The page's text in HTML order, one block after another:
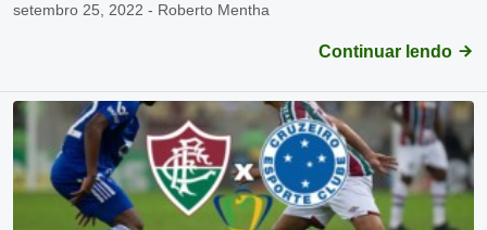
setembro 25, 2022 - Roberto Mentha
Continuar lendo